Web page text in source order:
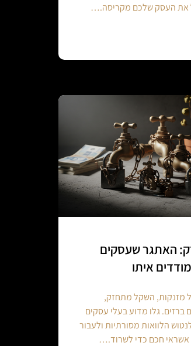
את העסק שלכם מקריסה.…
האתגר שעסקים
איתו
מזנקות, השקל מתחזק,
ברזים. גלו מדוע בעלי עסקים
הלוואות מסורתיות ולעבור
אשראי חכם כדי לשרוד.…